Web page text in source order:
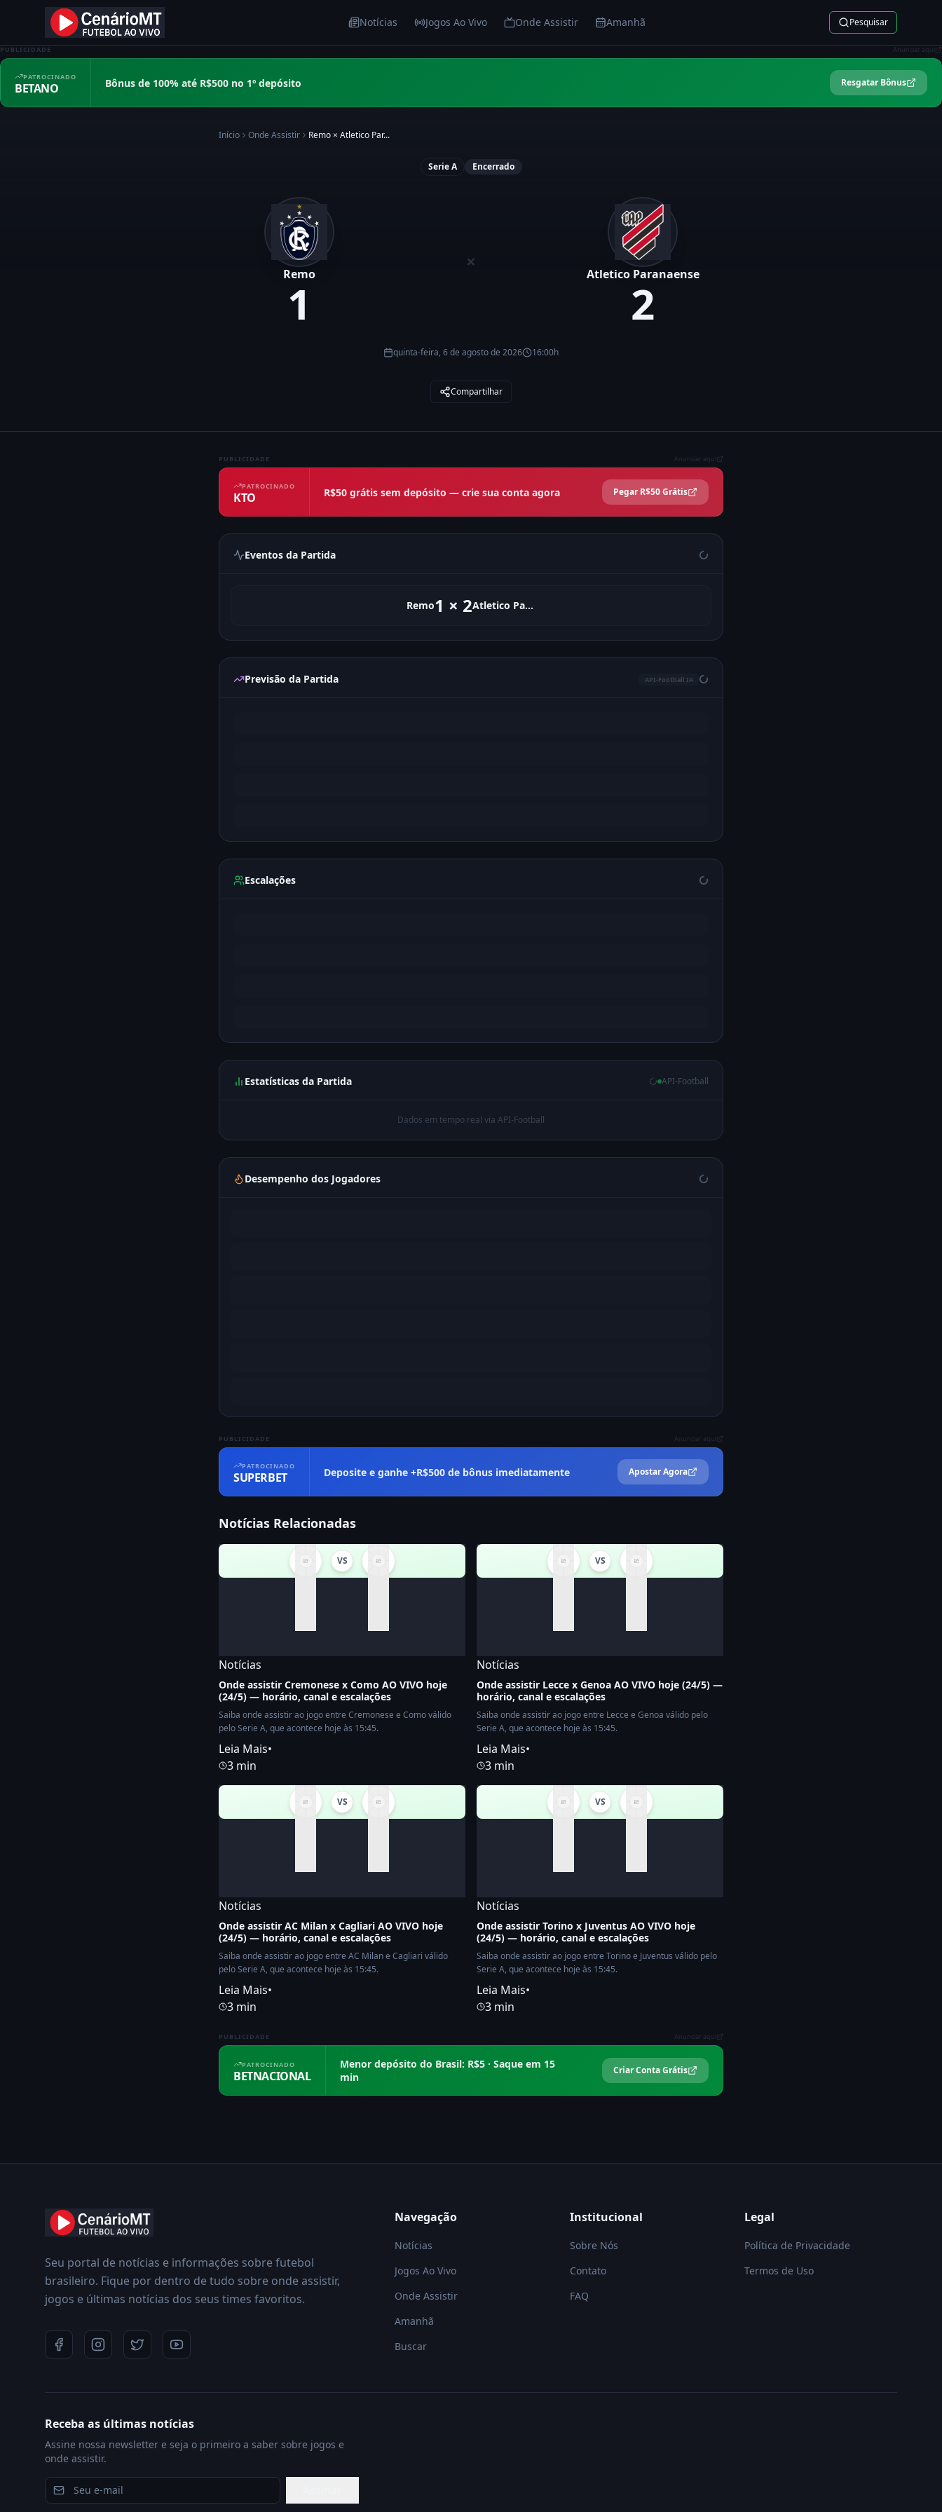
Notícias Jogos Ao Vivo Onde Assistir Amanhã Pesquisar
PUBLICIDADE Anunciar aqui
PATROCINADO
BETANO Bônus de 100% até R$500 no 1º depósito Resgatar Bônus
Início Onde Assistir Remo × Atletico Par...
Serie A Encerrado
Remo
1
×
Atletico Paranaense
2
quinta-feira, 6 de agosto de 2026 16:00h
Compartilhar
PUBLICIDADE Anunciar aqui
PATROCINADO
KTO R$50 grátis sem depósito — crie sua conta agora Pegar R$50 Grátis
Eventos da Partida
Remo1 × 2 Atletico Paranaense
Previsão da Partida API-Football IA
Escalações
Estatísticas da Partida API-Football
Dados em tempo real via API-Football
Desempenho dos Jogadores
PUBLICIDADE Anunciar aqui
PATROCINADO
SUPERBET Deposite e ganhe +R$500 de bônus imediatamente Apostar Agora
Notícias Relacionadas
VS
Notícias
Onde assistir Cremonese x Como AO VIVO hoje
(24/5) — horário, canal e escalações
Saiba onde assistir ao jogo entre Cremonese e Como válido
pelo Serie A, que acontece hoje às 15:45.
Leia Mais•
3 min
VS
Notícias
Onde assistir Lecce x Genoa AO VIVO hoje (24/5) —
horário, canal e escalações
Saiba onde assistir ao jogo entre Lecce e Genoa válido pelo
Serie A, que acontece hoje às 15:45.
Leia Mais•
3 min
VS
Notícias
Onde assistir AC Milan x Cagliari AO VIVO hoje
(24/5) — horário, canal e escalações
Saiba onde assistir ao jogo entre AC Milan e Cagliari válido
pelo Serie A, que acontece hoje às 15:45.
Leia Mais•
3 min
VS
Notícias
Onde assistir Torino x Juventus AO VIVO hoje
(24/5) — horário, canal e escalações
Saiba onde assistir ao jogo entre Torino e Juventus válido pelo
Serie A, que acontece hoje às 15:45.
Leia Mais•
3 min
PUBLICIDADE Anunciar aqui
PATROCINADO
BETNACIONAL
Menor depósito do Brasil: R$5 · Saque em 15
min
Criar Conta Grátis
Seu portal de notícias e informações sobre futebol
brasileiro. Fique por dentro de tudo sobre onde assistir,
jogos e últimas notícias dos seus times favoritos.
Navegação
Notícias
Jogos Ao Vivo
Onde Assistir
Amanhã
Buscar
Institucional
Sobre Nós
Contato
FAQ
Legal
Política de Privacidade
Termos de Uso
Receba as últimas notícias
Assine nossa newsletter e seja o primeiro a saber sobre jogos e
onde assistir.